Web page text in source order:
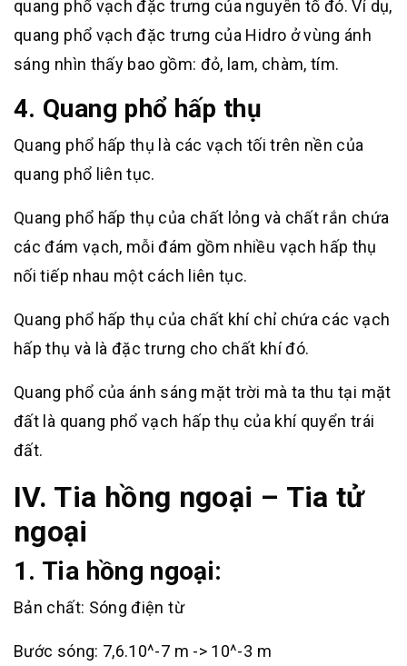
quang phổ vạch đặc trưng của nguyên tố đó. Ví dụ,
quang phổ vạch đặc trưng của Hidro ở vùng ánh
sáng nhìn thấy bao gồm: đỏ, lam, chàm, tím.
4. Quang phổ hấp thụ
Quang phổ hấp thụ là các vạch tối trên nền của
quang phổ liên tục.
Quang phổ hấp thụ của chất lỏng và chất rắn chứa
các đám vạch, mỗi đám gồm nhiều vạch hấp thụ
nối tiếp nhau một cách liên tục.
Quang phổ hấp thụ của chất khí chỉ chứa các vạch
hấp thụ và là đặc trưng cho chất khí đó.
Quang phổ của ánh sáng mặt trời mà ta thu tại mặt
đất là quang phổ vạch hấp thụ của khí quyển trái
đất.
IV. Tia hồng ngoại – Tia tử
ngoại
1. Tia hồng ngoại:
Bản chất: Sóng điện từ
Bước sóng: 7,6.10^-7 m -> 10^-3 m